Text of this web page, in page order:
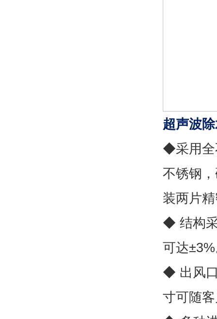
超声波
◆采用全
不锈钢
装两片
◆ 结构
可达
◆ 出风
寸可随